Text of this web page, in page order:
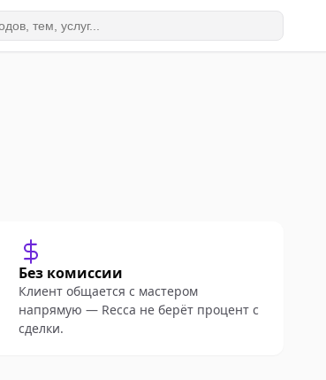
Без комиссии
Клиент общается с мастером
напрямую — Recca не берёт процент с
сделки.